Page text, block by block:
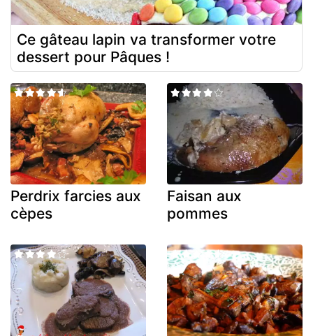
Ce gâteau lapin va transformer votre
dessert pour Pâques !
Perdrix farcies aux
cèpes
Faisan aux
pommes